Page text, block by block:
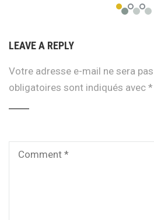
LEAVE A REPLY
Votre adresse e-mail ne sera pas
obligatoires sont indiqués avec *